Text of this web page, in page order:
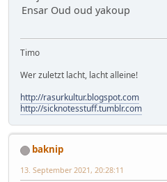
Ensar Oud oud yakoup
Timo
Wer zuletzt lacht, lacht alleine!
http://rasurkultur.blogspot.com
http://sicknotesstuff.tumblr.com
baknip
13. September 2021, 20:28:11